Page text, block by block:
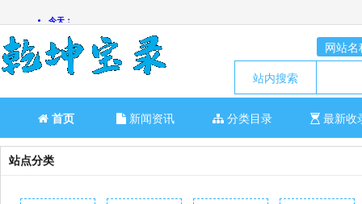
网站名
站内搜索
首页 新闻资讯 分类目录 最新收
站点分类